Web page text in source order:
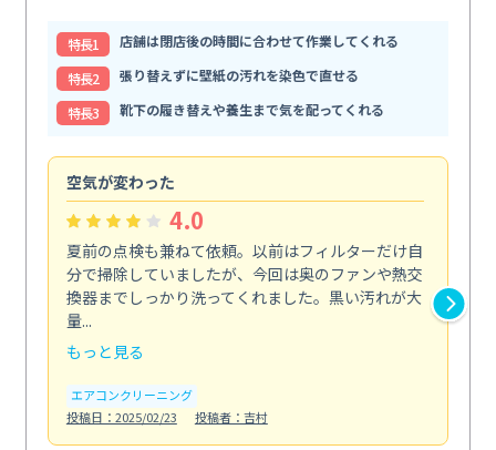
特⻑1
店舗は閉店後の時間に合わせて作業してくれる
特⻑2
張り替えずに壁紙の汚れを染色で直せる
特⻑3
靴下の履き替えや養生まで気を配ってくれる
空気が変わった
4.0
夏前の点検も兼ねて依頼。以前はフィルターだけ自
分で掃除していましたが、今回は奥のファンや熱交
換器までしっかり洗ってくれました。黒い汚れが大
量...
もっと見る
エアコンクリーニング
投稿日：2025/02/23
投稿者：吉村